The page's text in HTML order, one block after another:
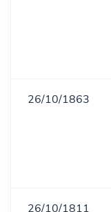
26/10/1863
26/10/1811